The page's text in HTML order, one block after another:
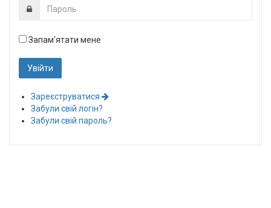
Запам'ятати мене
Зареєструватися
Забули свій логін?
Забули свій пароль?